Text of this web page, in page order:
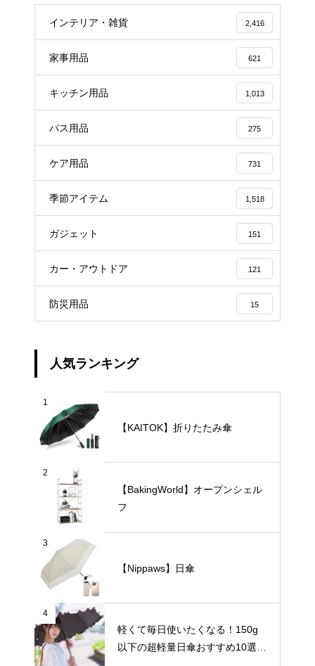
インテリア・雑貨 2,416
家事用品 621
キッチン用品 1,013
バス用品 275
ケア用品 731
季節アイテム 1,518
ガジェット 151
カー・アウトドア 121
防災用品 15
人気ランキング
1
【KAITOK】折りたたみ傘
2
【BakingWorld】オープンシェル
フ
3
【Nippaws】日傘
4
軽くて毎日使いたくなる！150g
以下の超軽量日傘おすすめ10選